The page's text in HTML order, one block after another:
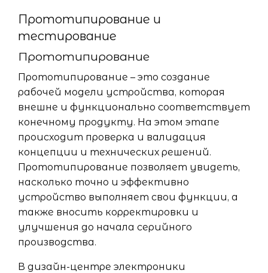
Прототипирование и
тестирование
Прототипирование
Прототипирование – это создание
рабочей модели устройства, которая
внешне и функционально соответствует
конечному продукту. На этом этапе
происходит проверка и валидация
концепции и технических решений.
Прототипирование позволяет увидеть,
насколько точно и эффективно
устройство выполняет свои функции, а
также вносить корректировки и
улучшения до начала серийного
производства.
В дизайн-центре электроники